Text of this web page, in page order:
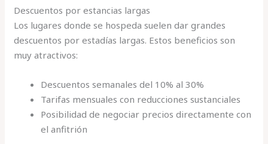
Descuentos por estancias largas
Los lugares donde se hospeda suelen dar grandes
descuentos por estadías largas. Estos beneficios son
muy atractivos:
Descuentos semanales del 10% al 30%
Tarifas mensuales con reducciones sustanciales
Posibilidad de negociar precios directamente con
el anfitrión